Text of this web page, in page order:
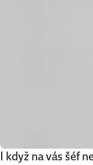
I když na vás šéf